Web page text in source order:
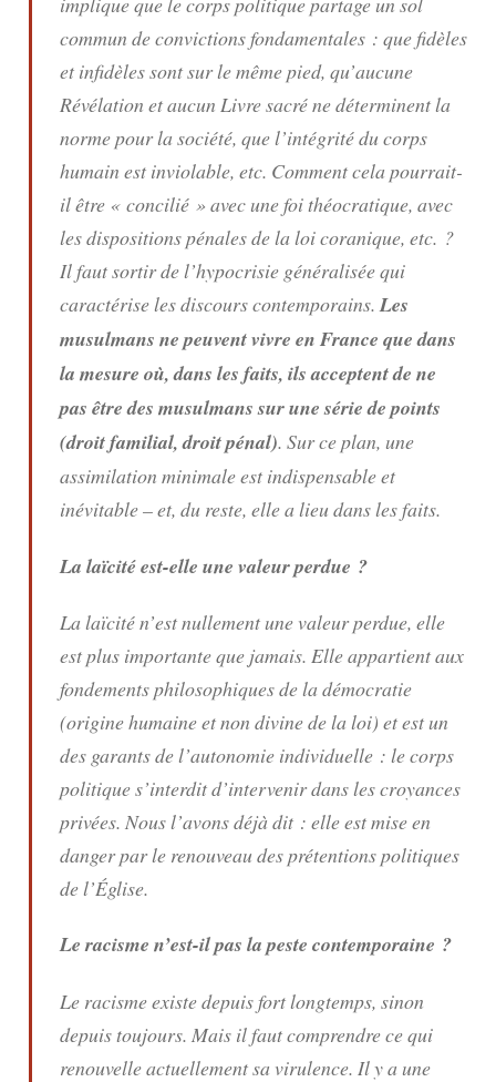
commun de convictions fondamentales : que fidèles
et infidèles sont sur le même pied, qu’aucune
Révélation et aucun Livre sacré ne déterminent la
norme pour la société, que l’intégrité du corps
humain est inviolable, etc. Comment cela pourrait-
il être « concilié » avec une foi théocratique, avec
les dispositions pénales de la loi coranique, etc. ?
Il faut sortir de l’hypocrisie généralisée qui
caractérise les discours contemporains.Les
musulmans ne peuvent vivre en France que dans
la mesure où, dans les faits, ils acceptent de ne
pas être des musulmans sur une série de points
(droit familial, droit pénal). Sur ce plan, une
assimilation minimale est indispensable et
inévitable – et, du reste, elle a lieu dans les faits.
La laïcité est-elle une valeur perdue ?
La laïcité n’est nullement une valeur perdue, elle
est plus importante que jamais. Elle appartient aux
fondements philosophiques de la démocratie
(origine humaine et non divine de la loi) et est un
des garants de l’autonomie individuelle : le corps
politique s’interdit d’intervenir dans les croyances
privées. Nous l’avons déjà dit : elle est mise en
danger par le renouveau des prétentions politiques
de l’Église.
Le racisme n’est-il pas la peste contemporaine ?
Le racisme existe depuis fort longtemps, sinon
depuis toujours. Mais il faut comprendre ce qui
renouvelle actuellement sa virulence. Il y a une